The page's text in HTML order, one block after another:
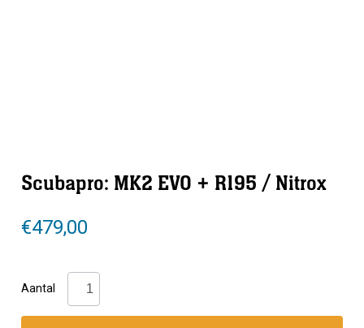
Scubapro: MK2 EVO + R195 / Nitrox
€479,00
Aantal
Scubapro:
MK2